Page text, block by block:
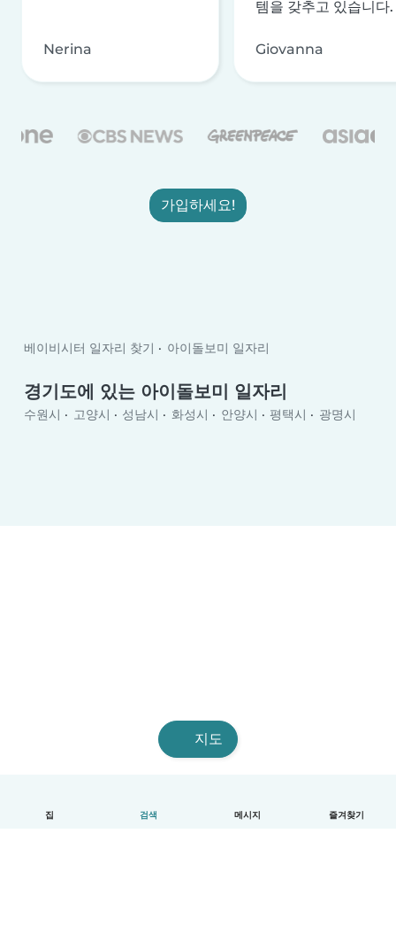
집 검색 메시지 즐겨찾기
Nerina
템을 갖추고 있습니다.
Giovanna
가입하세요!
베이비시터 일자리 찾기 아이돌보미 일자리
경기도에 있는 아이돌보미 일자리
수원시 고양시 성남시 화성시 안양시 평택시 광명시
지도